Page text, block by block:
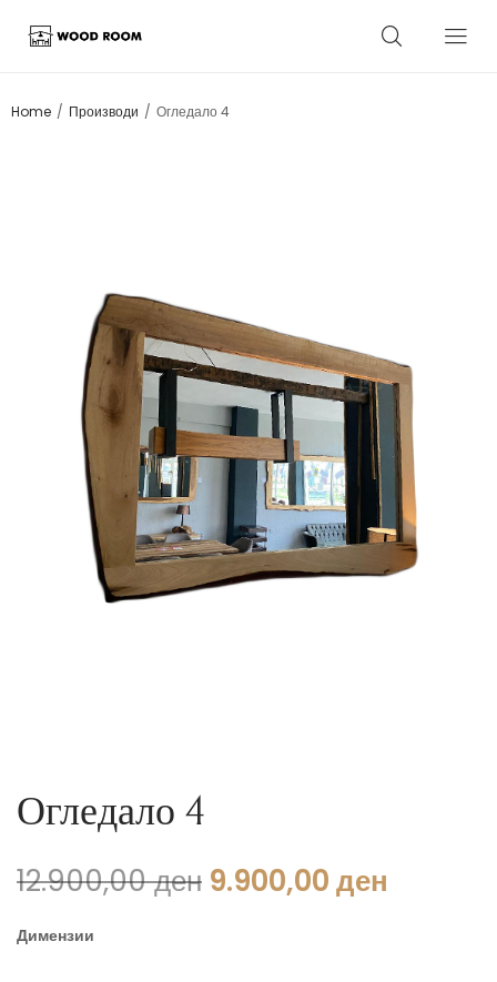
Home / Производи / Огледало 4
Огледало 4
12.900,00ден 9.900,00ден
Димензии